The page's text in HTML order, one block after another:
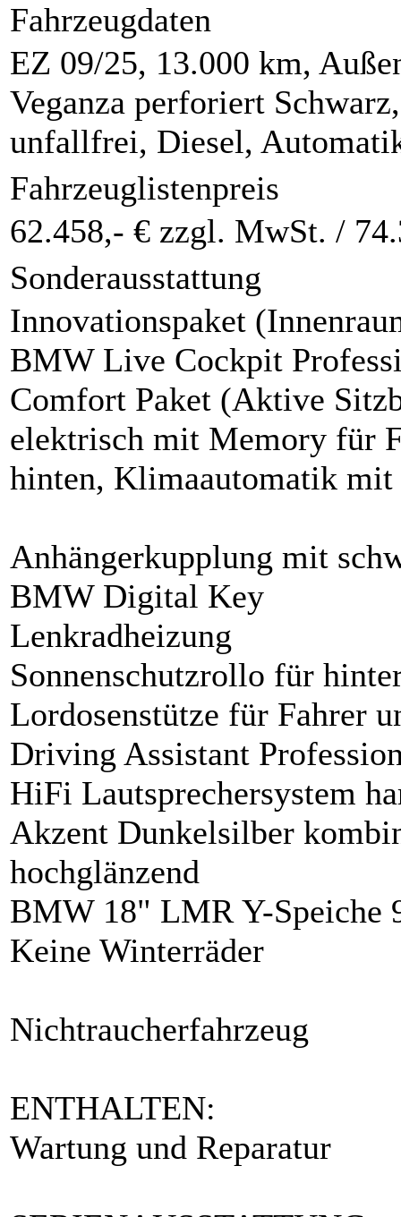
Fahrzeugdaten
EZ 09/25, 13.000 km,
Veganza perforiert
unfallfrei, Diesel,
Fahrzeuglistenpreis
62.458,- € zzgl. MwSt. /
Sonderausstattung
Innovationspaket
BMW Live Cockpit
Comfort Paket (Aktive
elektrisch mit Memory für
hinten, Klimaautomatik mit
Anhängerkupplung mit
BMW Digital Key
Lenkradheizung
Sonnenschutzrollo für
Lordosenstütze für Fahrer
Driving Assistant
HiFi Lautsprechersystem
Akzent Dunkelsilber
hochglänzend
BMW 18" LMR Y-Speiche
Keine Winterräder
Nichtraucherfahrzeug
ENTHALTEN:
Wartung und Reparatur